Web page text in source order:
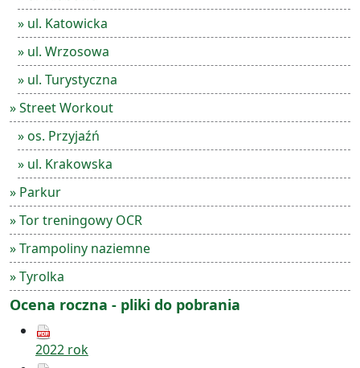
» ul. Katowicka
» ul. Wrzosowa
» ul. Turystyczna
» Street Workout
» os. Przyjaźń
» ul. Krakowska
» Parkur
» Tor treningowy OCR
» Trampoliny naziemne
» Tyrolka
Ocena roczna - pliki do pobrania
2022 rok